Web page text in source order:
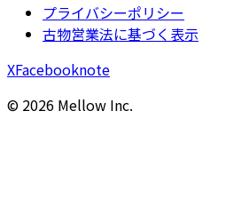
プライバシーポリシー
古物営業法に基づく表示
XFacebooknote
© 2026 Mellow Inc.